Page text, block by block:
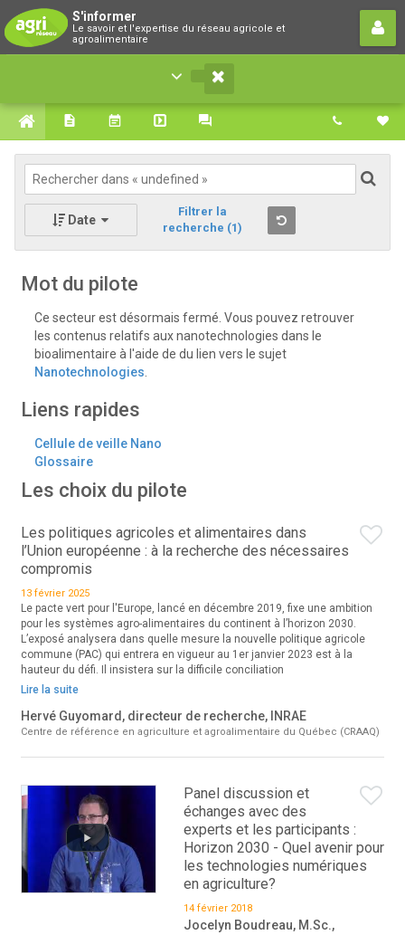
S'informer
Le savoir et l'expertise du réseau agricole et
agroalimentaire
Le savoir et l'expertise du réseau agricole et
agroalimentaire
Date
Filtrer la
recherche (1)
Mot du pilote
Ce secteur est désormais fermé. Vous pouvez retrouver
les contenus relatifs aux nanotechnologies dans le
bioalimentaire à l'aide de du lien vers le sujet
Nanotechnologies
Liens rapides
Cellule de veille Nano
Glossaire
Les choix du pilote
Les politiques agricoles et alimentaires dans
l’Union européenne : à la recherche des nécessaires
compromis
13 février 2025
Le pacte vert pour l'Europe, lancé en décembre 2019, fixe une ambition
pour les systèmes agro-alimentaires du continent à l’horizon 2030.
L’exposé analysera dans quelle mesure la nouvelle politique agricole
commune (PAC) qui entrera en vigueur au 1er janvier 2023 est à la
hauteur du défi. Il insistera sur la difficile conciliation
Lire la suite
Hervé Guyomard, directeur de recherche, INRAE
Centre de référence en agriculture et agroalimentaire du Québec (CRAAQ)
Panel discussion et
échanges avec des
experts et les participants :
Horizon 2030 - Quel avenir pour
les technologies numériques
en agriculture?
14 février 2018
Jocelyn Boudreau, M.Sc.,